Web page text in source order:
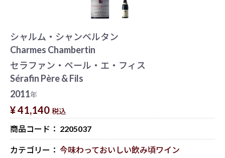
シャルム・シャンベルタン
Charmes Chambertin
セラファン・ペール・エ・フィス
Sérafin Père & Fils
2011年
¥ 41,140 税込
商品コード： 2205037
カテゴリー： 今味わっておいしい飲み頃ワイン